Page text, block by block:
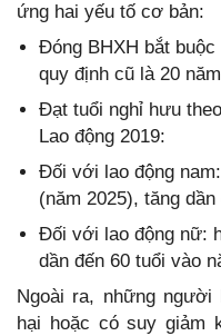
ứng hai yếu tố cơ bản:
Đóng BHXH bắt
quy định cũ là 20 năm
Đạt tuổi nghỉ hưu
Lao động 2019:
Đối với lao động
(năm 2025), tăng
Đối với lao động nữ:
dần đến 60 tuổi vào
Ngoài ra, những người
hại hoặc có suy giảm